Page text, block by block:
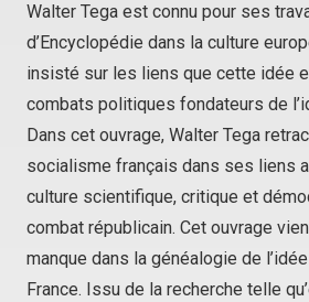
Walter Tega est connu pour ses
d’Encyclopédie dans la culture
insisté sur les liens que cette idée
combats politiques fondateurs de
Dans cet ouvrage, Walter Tega
socialisme français dans ses liens
culture scientifique, critique et
combat républicain. Cet ouvrage
manque dans la généalogie de
France. Issu de la recherche telle